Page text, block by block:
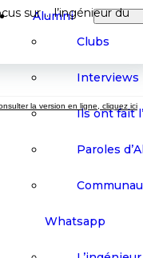
Alumni
Clubs
Interviews
Ils ont fait
Paroles
Whatsapp
sur … l’ingénieur du
la version en ligne, cliquez ici